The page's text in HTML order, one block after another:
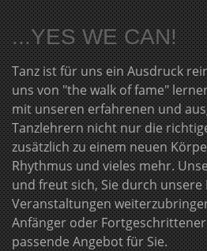
...YES WE CAN!
Tanz ist für uns ein Ausdruck
uns von "the walk of fame"
mit unseren erfahrenen und
Tanzlehrern nicht nur die
zusätzlich zu einem neuen
Rhythmus und vieles mehr.
und freut sich, Sie durch unsere
Veranstaltungen
Anfänger oder
passende Angebot für Sie.